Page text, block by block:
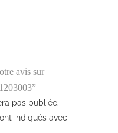
avis sur
pas publiée.
indiqués avec